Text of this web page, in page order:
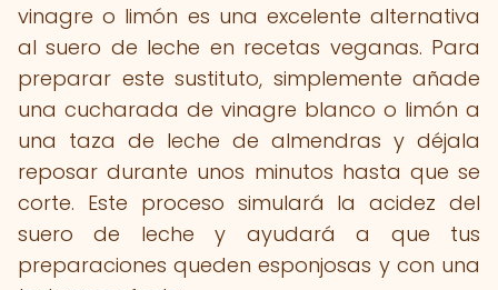
vinagre o limón es una excelente alternativa
al suero de leche en recetas veganas. Para
preparar este sustituto, simplemente añade
una cucharada de vinagre blanco o limón a
una taza de leche de almendras y déjala
reposar durante unos minutos hasta que se
corte. Este proceso simulará la acidez del
suero de leche y ayudará a que tus
preparaciones queden esponjosas y con una